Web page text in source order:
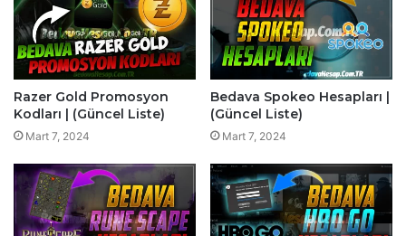
Razer Gold Promosyon
Kodları | (Güncel Liste)
Mart 7, 2024
Bedava Spokeo Hesapları |
(Güncel Liste)
Mart 7, 2024